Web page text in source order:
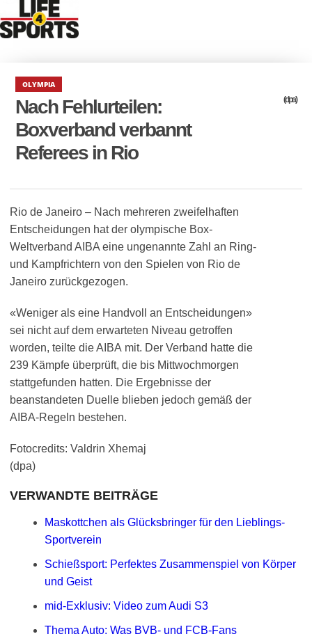
OLYMPIA
Nach Fehlurteilen:
Boxverband verbannt
Referees in Rio
(dpa)
Rio de Janeiro – Nach mehreren zweifelhaften
Entscheidungen hat der olympische Box-
Weltverband AIBA eine ungenannte Zahl an Ring-
und Kampfrichtern von den Spielen von Rio de
Janeiro zurückgezogen.
«Weniger als eine Handvoll an Entscheidungen»
sei nicht auf dem erwarteten Niveau getroffen
worden, teilte die AIBA mit. Der Verband hatte die
239 Kämpfe überprüft, die bis Mittwochmorgen
stattgefunden hatten. Die Ergebnisse der
beanstandeten Duelle blieben jedoch gemäß der
AIBA-Regeln bestehen.
Fotocredits: Valdrin Xhemaj
(dpa)
VERWANDTE BEITRÄGE
Maskottchen als Glücksbringer für den Lieblings-
Sportverein
Schießsport: Perfektes Zusammenspiel von Körper
und Geist
mid-Exklusiv: Video zum Audi S3
Thema Auto: Was BVB- und FCB-Fans